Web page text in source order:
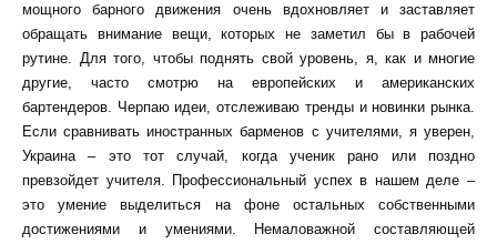
мощного барного движения очень вдохновляет и заставляет
обращать внимание вещи, которых не заметил бы в рабочей
рутине. Для того, чтобы поднять свой уровень, я, как и многие
другие, часто смотрю на европейских и американских
бартендеров. Черпаю идеи, отслеживаю тренды и новинки рынка.
Если сравнивать иностранных барменов с учителями, я уверен,
Украина – это тот случай, когда ученик рано или поздно
превзойдет учителя. Профессиональный успех в нашем деле –
это умение выделиться на фоне остальных собственными
достижениями и умениями. Немаловажной составляющей